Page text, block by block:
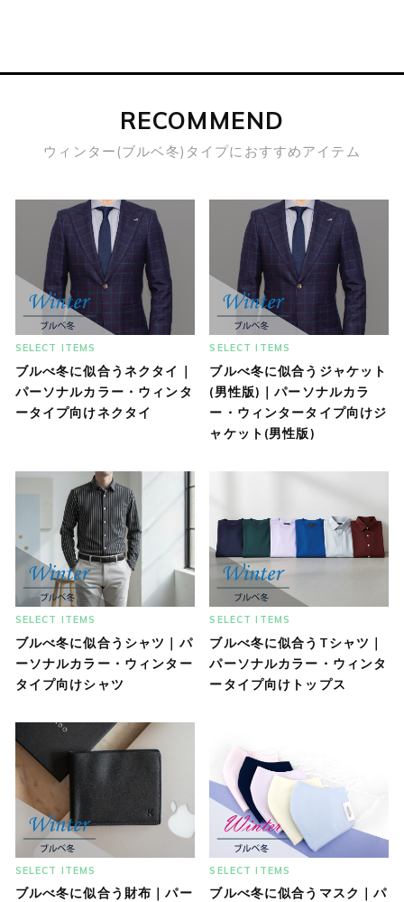
RECOMMEND
ウィンター(ブルベ冬)タイプにおすすめアイテム
SELECT ITEMS
ブルべ冬に似合うネクタイ｜
パーソナルカラー・ウィンタ
ータイプ向けネクタイ
SELECT ITEMS
ブルべ冬に似合うジャケット
(男性版)｜パーソナルカラ
ー・ウィンタータイプ向けジ
ャケット(男性版)
SELECT ITEMS
ブルべ冬に似合うシャツ｜パ
ーソナルカラー・ウィンター
タイプ向けシャツ
SELECT ITEMS
ブルべ冬に似合うTシャツ｜
パーソナルカラー・ウィンタ
ータイプ向けトップス
SELECT ITEMS
ブルべ冬に似合う財布｜パー
SELECT ITEMS
ブルべ冬に似合うマスク｜パ